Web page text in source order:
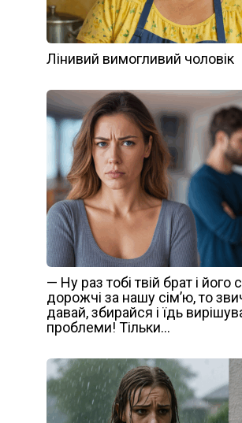
Лінивий вимогливий чоловік
— Ну раз тобі твій брат і його
дорожчі за нашу сім’ю, то
давай, збирайся і їдь
проблеми! Тільки…